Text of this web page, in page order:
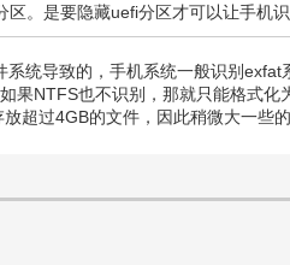
。是要隐藏uefi分区才可以让手机
统导致的，手机系统一般识别
果NTFS也不识别，那就只能格式
超过4GB的文件，因此稍微大一些